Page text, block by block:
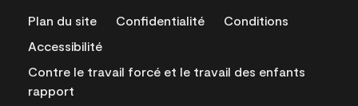
Plan du site Confidentialité
Conditions
Accessibilité
Contre le travail forcé et le travail des enfants
rapport